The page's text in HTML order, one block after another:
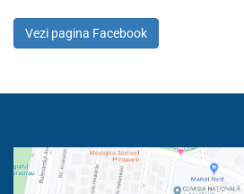
Vezi pagina Facebook